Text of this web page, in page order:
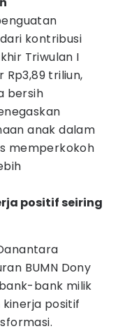
kontribusi
Triwulan I
triliun,
bersih
anak dalam
memperkokoh
positif seiring
BUMN Dony
bank milik
positif